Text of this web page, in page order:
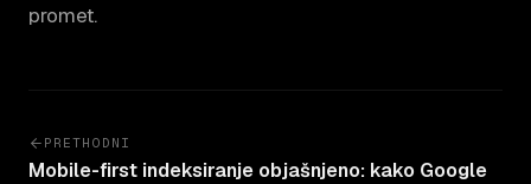
promet.
PRETHODNI
Mobile-first indeksiranje objašnjeno: kako Google